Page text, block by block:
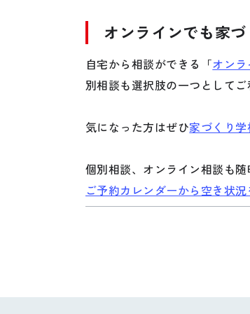
オンラインでも家
自宅から相談ができる 「オン
別相談も選択肢の一つとしてご
気になった方はぜひ家づくり
個別相談、オンライン相談も随
ご予約カレンダーから空き状